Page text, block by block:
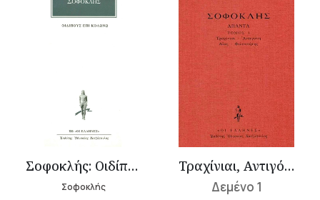
Σοφοκλής: Οιδίπους Επί Κολωνώ
Σοφοκλής
Τραχίνιαι, Αντιγόνη, Αίας, Φιλοκτήτης
Δεμένο 1